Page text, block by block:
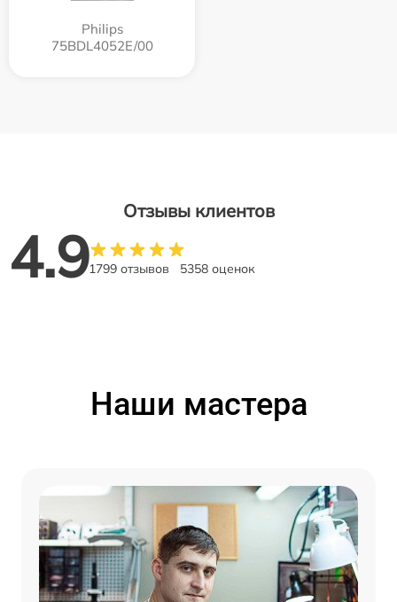
Philips
75BDL4052E/00
Отзывы клиентов
4.91799 отзывов 5358 оценок
Наши мастера